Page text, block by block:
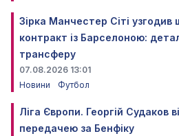
Зірка Манчестер Сіті узгодив
контракт із Барселоною:
трансферу
07.08.2026 13:01
Новини
Футбол
Ліга Європи. Георгій Судаков
передачею за Бенфіку